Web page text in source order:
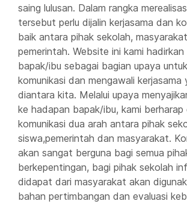
saing lulusan. Dalam rangka
tersebut perlu dijalin kerjasama dan
baik antara pihak sekolah,
pemerintah. Website ini kami
bapak/ibu sebagai bagian upaya
komunikasi dan mengawali kerjasama
diantara kita. Melalui upaya
ke hadapan bapak/ibu, kami berharap
komunikasi dua arah antara pihak
siswa,pemerintah dan masyarakat.
akan sangat berguna bagi semua
berkepentingan, bagi pihak sekolah
didapat dari masyarakat akan
bahan pertimbangan dan evaluasi